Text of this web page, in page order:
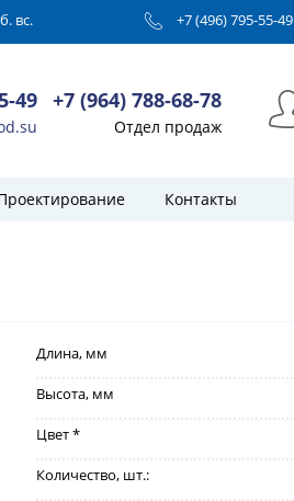
вс. +7 (496) 795-55-49
49 +7 (964) 788-68-78
Отдел продаж
Контакты
Длина, мм
Высота, мм
Цвет *
Количество, шт.: